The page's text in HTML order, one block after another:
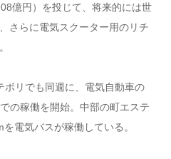
億円）を投じて、将来的には世
さらに電気スクーター用のリチ
ボリでも同週に、電気自動車の
の稼働を開始。中部の町エステ
電気バスが稼働している。